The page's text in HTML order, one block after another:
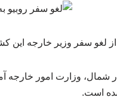
لغو سفر وزیر خارجه این
وزارت امور خارجه
است.